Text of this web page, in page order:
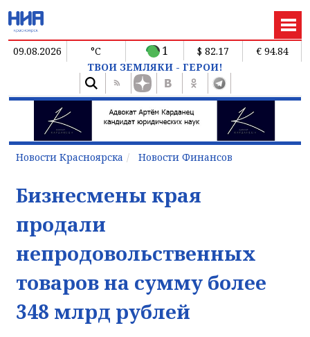
09.08.2026 °C 1 $ 82.17
€ 94.84
ТВОИ ЗЕМЛЯКИ - ГЕРОИ!
Новости Красноярска Новости Финансов
Бизнесмены края
продали
непродовольственных
товаров на сумму более
348 млрд рублей